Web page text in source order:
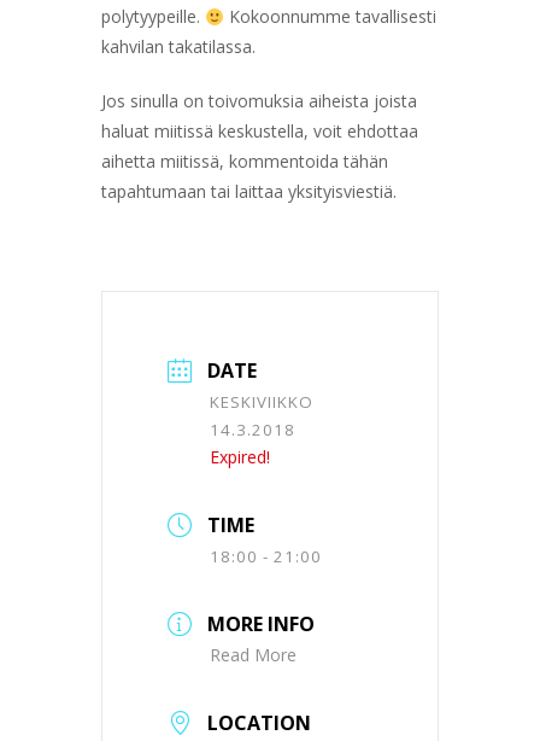
polytyypeille.
Kokoonnumme tavallisesti
kahvilan takatilassa.
Jos sinulla on toivomuksia aiheista joista
haluat miitissä keskustella, voit ehdottaa
aihetta miitissä, kommentoida tähän
tapahtumaan tai laittaa yksityisviestiä.
DATE
KESKIVIIKKO
14.3.2018
Expired!
TIME
18:00 - 21:00
MORE INFO
Read More
LOCATION